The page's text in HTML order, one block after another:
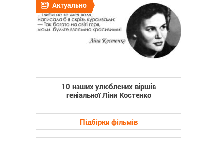
Актуально
10 наших улюблених віршів
геніальної Ліни Костенко
Підбірки фільмів